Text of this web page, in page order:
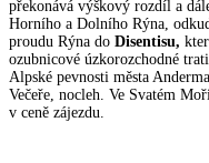
překonává výškový rozdíl a
Horního a Dolního Rýna,
proudu Rýna do Disentisu,
ozubnicové úzkorozchodné trati
Alpské pevnosti města
Večeře, nocleh. Ve Svatém
v ceně zájezdu.